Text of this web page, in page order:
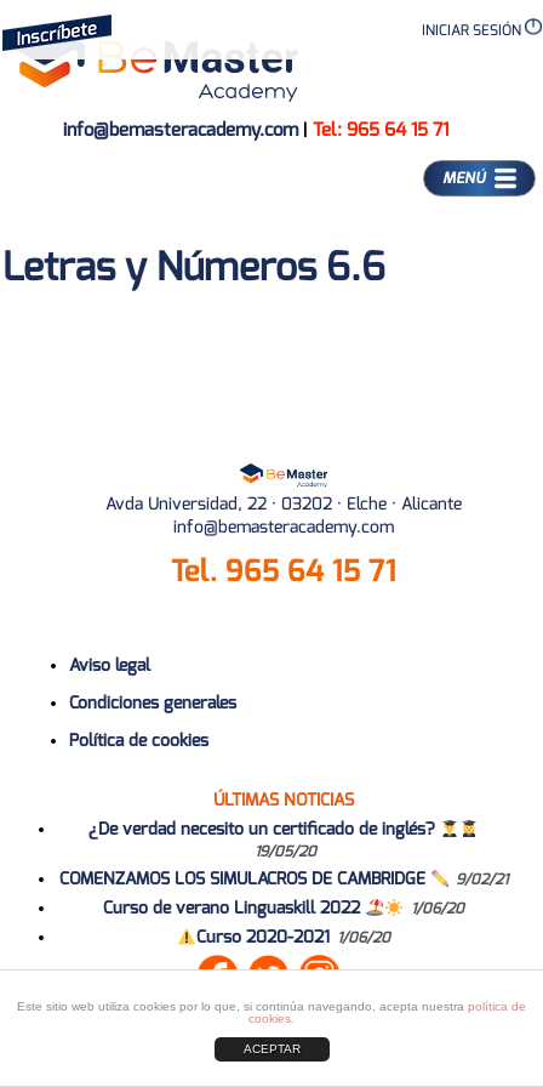
INICIAR SESIÓN
info@bemasteracademy.com| Tel: 965 64 15 71
MENÚ
Letras y Números 6.6
Este sitio web utiliza cookies por lo que, si continúa navegando, acepta nuestra política de
cookies
ACEPTAR
Avda Universidad, 22 · 03202 · Elche · Alicante
info@bemasteracademy.com
Tel. 965 64 15 71
Aviso legal
Condiciones generales
Política de cookies
ÚLTIMAS NOTICIAS
¿De verdad necesito un certificado de inglés?
19/05/20
COMENZAMOS LOS SIMULACROS DE CAMBRIDGE 9/02/21
Curso de verano Linguaskill 2022 1/06/20
Curso 2020-2021 1/06/20